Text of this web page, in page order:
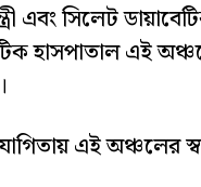
এবং সিলেট
হাসপাতাল এই
এই অঞ্চলের